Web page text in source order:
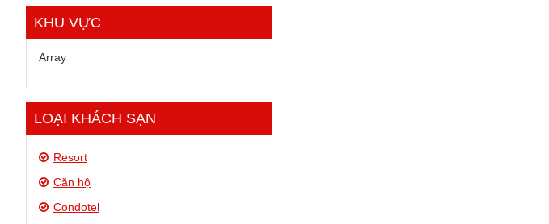
KHU VỰC
Array
LOẠI KHÁCH SẠN
Resort
Căn hộ
Condotel